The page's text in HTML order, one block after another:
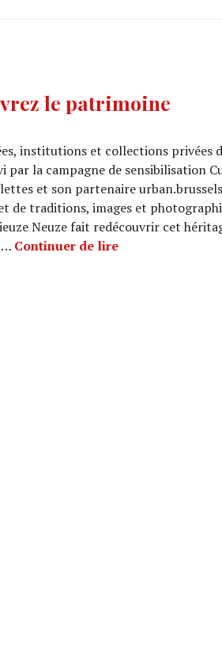
le patrimoine
institutions et collections privées
par la campagne de sensibilisation
et son partenaire
de traditions, images et
Neuze fait redécouvrir cet
… Continuer de lireCURIEUZE